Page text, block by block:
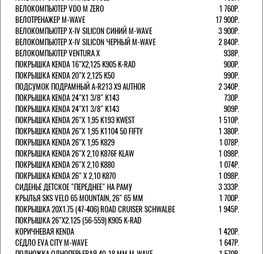
ВЕЛОКОМПЬЮТЕР VDO M ZERO
1 760Р.
ВЕЛОТРЕНАЖЕР M-WAVE
17 900Р.
ВЕЛОКОМПЬЮТЕР X-IV SILICON СИНИЙ M-WAVE
3 900Р.
ВЕЛОКОМПЬЮТЕР X-IV SILICON ЧЕРНЫЙ M-WAVE
2 840Р.
ВЕЛОКОМПЬЮТЕР VENTURA Х
938Р.
ПОКРЫШКА KENDA 16"Х2,125 K905 K-RAD
900Р.
ПОКРЫШКА KENDA 20"Х 2,125 K50
990Р.
ПОДСУМОК ПОДРАМНЫЙ A-R213 X9 AUTHOR
2 340Р.
ПОКРЫШКА KENDA 24"Х1 3/8" K143
730Р.
ПОКРЫШКА KENDA 24"Х1 3/8" K143
909Р.
ПОКРЫШКА KENDA 26"Х 1,95 K193 KWEST
1 510Р.
ПОКРЫШКА KENDA 26"Х 1,95 K1104 50 FIFTY
1 380Р.
ПОКРЫШКА KENDA 26"Х 1,95 K829
1 078Р.
ПОКРЫШКА KENDA 26"Х 2,10 K876F KLAW
1 098Р.
ПОКРЫШКА KENDA 26"Х 2,10 K880
1 074Р.
ПОКРЫШКА KENDA 26" Х 2,10 K870
1 098Р.
СИДЕНЬЕ ДЕТСКОЕ "ПЕРЕДНЕЕ" НА РАМУ
3 333Р.
КРЫЛЬЯ SKS VELO 65 MOUNTAIN, 26" 65 ММ
1 700Р.
ПОКРЫШКА 20X1.75 (47-406) ROAD CRUISER SCHWALBE
1 945Р.
ПОКРЫШКА 26"Х2.125 (56-559) K905 K-RAD
КОРИЧНЕВАЯ KENDA
1 420Р.
СЕДЛО EVA CITY M-WAVE
1 647Р.